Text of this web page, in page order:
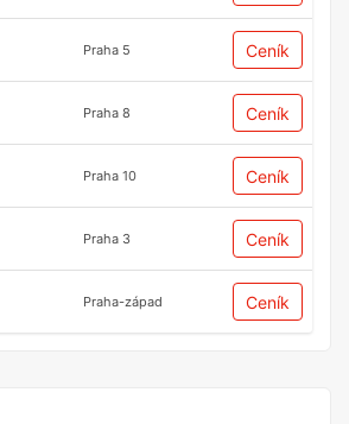
Praha 5 Ceník
Praha 8 Ceník
Praha 10 Ceník
Praha 3 Ceník
Praha-západ Ceník